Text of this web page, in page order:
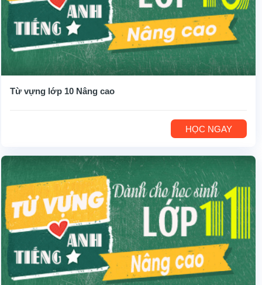
Từ vựng lớp 10 Nâng cao
HỌC NGAY